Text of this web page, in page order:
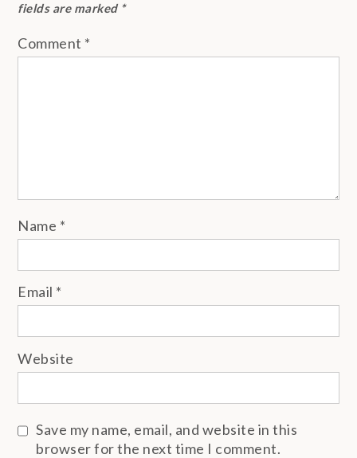
fields are marked *
Comment *
Name *
Email *
Website
Save my name, email, and website in this
browser for the next time I comment.